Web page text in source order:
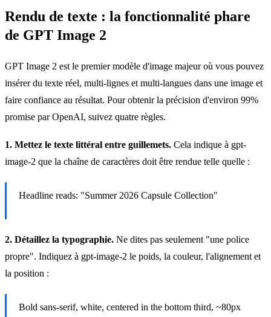
Rendu de texte : la fonctionnalité phare
de GPT Image 2
GPT Image 2 est le premier modèle d'image majeur où vous pouvez
insérer du texte réel, multi-lignes et multi-langues dans une image et
faire confiance au résultat. Pour obtenir la précision d'environ 99%
promise par OpenAI, suivez quatre règles.
1. Mettez le texte littéral entre guillemets. Cela indique à gpt-
image-2 que la chaîne de caractères doit être rendue telle quelle :
Headline reads: "Summer 2026 Capsule Collection"
2. Détaillez la typographie. Ne dites pas seulement "une police
propre". Indiquez à gpt-image-2 le poids, la couleur, l'alignement et
la position :
Bold sans-serif, white, centered in the bottom third, ~80px